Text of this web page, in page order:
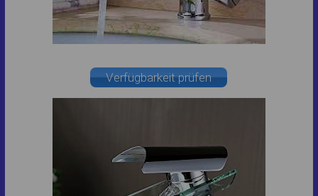
Verfügbarkeit prüfen